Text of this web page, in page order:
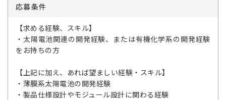
応募条件
【求める経験、スキル】
・太陽電池関連の開発経験、または有機化学系の開発経験
をお持ちの方
【上記に加え、あれば望ましい経験・スキル】
・薄膜系太陽電池の開発経験
・製品仕様設計やモジュール設計に関わる経験